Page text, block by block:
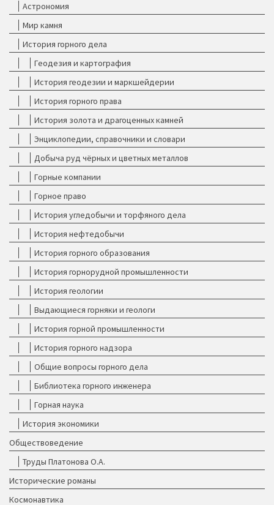
Астрономия
Мир камня
История горного дела
Геодезия и картография
История геодезии и маркшейдерии
История горного права
История золота и драгоценных камней
Энциклопедии, справочники и словари
Добыча руд чёрных и цветных металлов
Горные компании
Горное право
История угледобычи и торфяного дела
История нефтедобычи
История горного образования
История горнорудной промышленности
История геологии
Выдающиеся горняки и геологи
История горной промышленности
История горного надзора
Общие вопросы горного дела
Библиотека горного инженера
Горная наука
История экономики
Обществоведение
Труды Платонова О.А.
Исторические романы
Космонавтика